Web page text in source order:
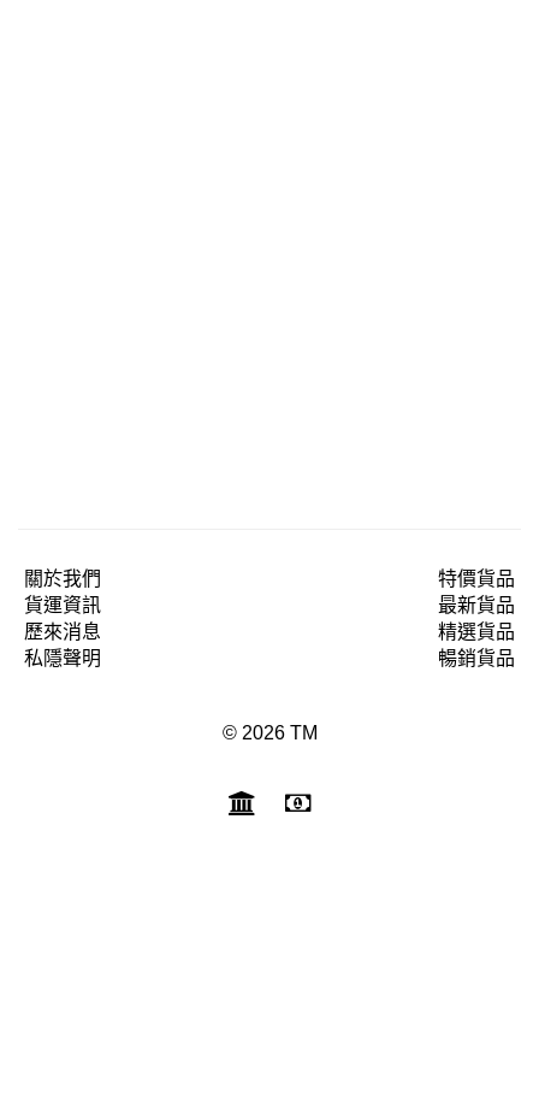
關於我們
貨運資訊
歷來消息
私隱聲明
特價貨品
最新貨品
精選貨品
暢銷貨品
© 2026 TM